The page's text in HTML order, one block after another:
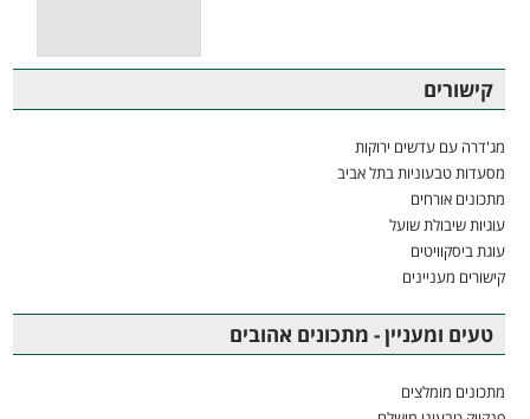
קישורים
מג'דרה עם עדשים ירוקות
מסעדות טבעוניות בתל אביב
מתכונים אורחים
עוגיות שיבולת שועל
עוגת ביסקוויטים
קישורים מעניינים
טעים ומעניין - מתכונים אהובים
מתכונים מומלצים